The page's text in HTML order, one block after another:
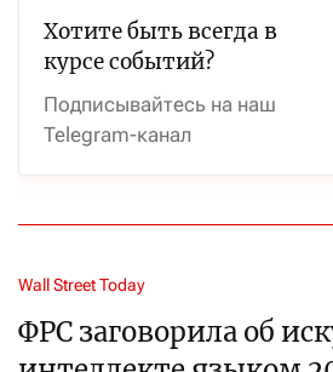
Хотите быть всегда в
курсе событий?
Подписывайтесь на наш
Telegram-канал
Wall Street Today
ФРС заговорила об